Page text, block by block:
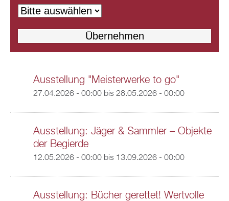
Ausstellung "Meisterwerke to go"
27.04.2026 - 00:00bis 28.05.2026 - 00:00
Ausstellung: Jäger & Sammler – Objekte
der Begierde
12.05.2026 - 00:00bis 13.09.2026 - 00:00
Ausstellung: Bücher gerettet! Wertvolle